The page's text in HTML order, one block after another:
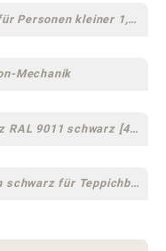
Gasfeder Niedrig - für Personen kleiner 1,60 m
Mechanik
Polyamid Fußkreuz RAL 9011 schwarz [44]
DR1 Rollen schwarz für Teppichböden [10]